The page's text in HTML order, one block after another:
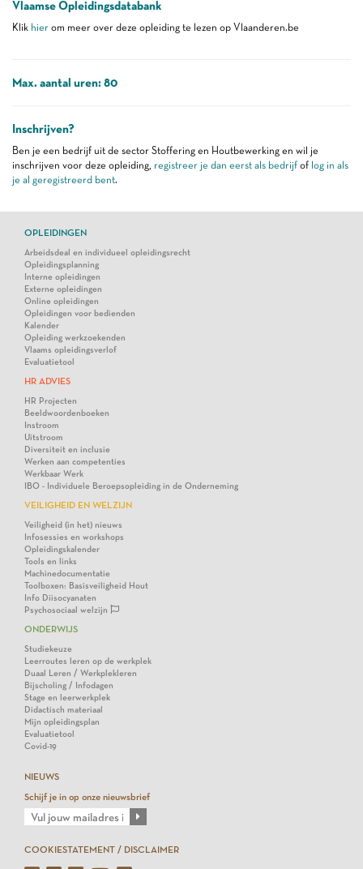
Vlaamse Opleidingsdatabank
Klik hier om meer over deze opleiding te lezen op Vlaanderen.be
Max. aantal uren: 80
Inschrijven?
Ben je een bedrijf uit de sector Stoffering en Houtbewerking en wil je
inschrijven voor deze opleiding, registreer je dan eerst als bedrijf of log in als
je al geregistreerd bent.
OPLEIDINGEN
Arbeidsdeal en individueel opleidingsrecht
Opleidingsplanning
Interne opleidingen
Externe opleidingen
Online opleidingen
Opleidingen voor bedienden
Kalender
Opleiding werkzoekenden
Vlaams opleidingsverlof
Evaluatietool
HR ADVIES
HR Projecten
Beeldwoordenboeken
Instroom
Uitstroom
Diversiteit en inclusie
Werken aan competenties
Werkbaar Werk
IBO - Individuele Beroepsopleiding in de Onderneming
VEILIGHEID EN WELZIJN
Veiligheid (in het) nieuws
Infosessies en workshops
Opleidingskalender
Tools en links
Machinedocumentatie
Toolboxen: Basisveiligheid Hout
Info Diisocyanaten
Psychosociaal welzijn
ONDERWIJS
Studiekeuze
Leerroutes leren op de werkplek
Duaal Leren / Werkplekleren
Bijscholing / Infodagen
Stage en leerwerkplek
Didactisch materiaal
Mijn opleidingsplan
Evaluatietool
Covid-19
NIEUWS
Schijf je in op onze nieuwsbrief
COOKIESTATEMENT / DISCLAIMER